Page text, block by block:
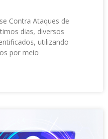
Contra Ataques de
dias, diversos
utilizando
por meio